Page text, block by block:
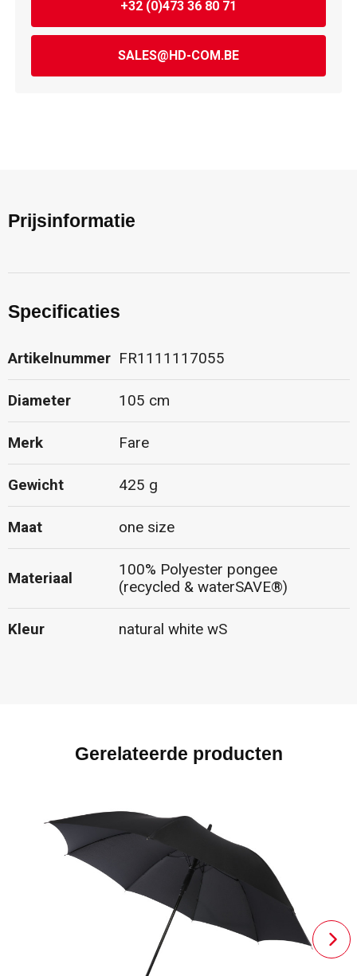
+32 (0)473 36 80 71
SALES@HD-COM.BE
Prijsinformatie
Specificaties
Artikelnummer FR1111117055
Diameter 105 cm
Merk Fare
Gewicht 425 g
Maat one size
Materiaal
100% Polyester pongee
(recycled & waterSAVE®)
Kleur natural white wS
Gerelateerde producten